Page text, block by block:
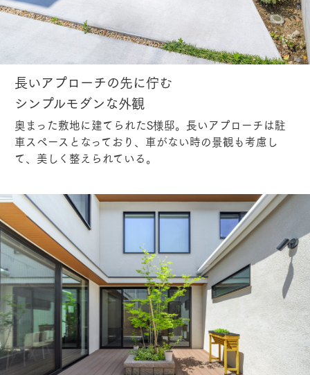
長いアプローチの先に佇む
シンプルモダンな外観
奥まった敷地に建てられたS様邸。長いアプローチは駐
車スペースとなっており、車がない時の景観も考慮し
て、美しく整えられている。